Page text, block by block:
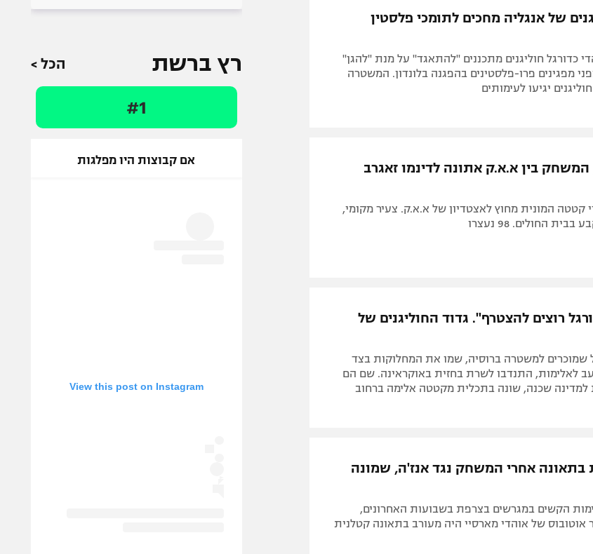
של אנגליה מחכים לתומכי פלסטין
כדורגל חוליגנים מתכננים "להתאגד" על מנת "להגן"
מפגינים פרו-פלסטינים בהפגנה בלונדון. המשטרה
יגיעו לעימותים
המשחק בין א.א.ק אתונה לדינמו זאגרב
קטטה המונית מחוץ לאצטדיון של א.א.ק. צעיר מקומי,
רוצים להצטרף". גדוד החוליגנים של
שמוכרים למשטרה ברוסיה, שמו את המחלוקות בצד
לאלימות, התנדבו לשרת בחזית באוקראינה. שם הם
למדינה שכנה, שונה בתכלית מקטטה אלימה ברחוב
בתאונה אחרי המשחק נגד אנז'ה, שמונה
הקשים במגרשים בצרפת בשבועות האחרונים,
של אוהדי מארסיי היה מעורב בתאונה קטלנית
רץ ברשת הכל >
#1
אם קבוצות היו מפלגות
View this post on Instagram